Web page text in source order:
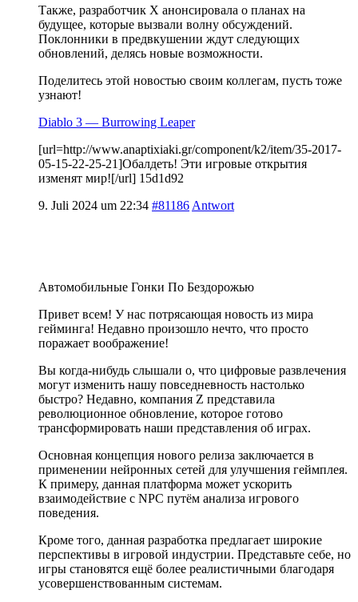
Также, разработчик X анонсировала о планах на
будущее, которые вызвали волну обсуждений.
Поклонники в предвкушении ждут следующих
обновлений, делясь новые возможности.
Поделитесь этой новостью своим коллегам, пусть тоже
узнают!
Diablo 3 — Burrowing Leaper
[url=http://www.anaptixiaki.gr/component/k2/item/35-2017-
05-15-22-25-21]Обалдеть! Эти игровые открытия
изменят мир![/url] 15d1d92
9. Juli 2024 um 22:34 #81186 Antwort
Автомобильные Гонки По Бездорожью
Привет всем! У нас потрясающая новость из мира
гейминга! Недавно произошло нечто, что просто
поражает воображение!
Вы когда-нибудь слышали о, что цифровые развлечения
могут изменить нашу повседневность настолько
быстро? Недавно, компания Z представила
революционное обновление, которое готово
трансформировать наши представления об играх.
Основная концепция нового релиза заключается в
применении нейронных сетей для улучшения геймплея.
К примеру, данная платформа может ускорить
взаимодействие с NPC путём анализа игрового
поведения.
Кроме того, данная разработка предлагает широкие
перспективы в игровой индустрии. Представьте себе, но
игры становятся ещё более реалистичными благодаря
усовершенствованным системам.